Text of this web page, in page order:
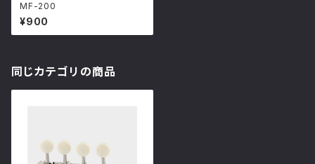
MF-200
¥900
同じカテゴリの商品